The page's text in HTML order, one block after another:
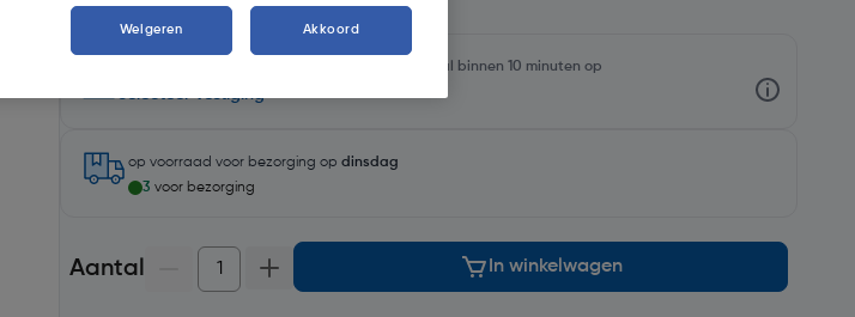
Selecteer winkel - Bekijk voorraadniveaus en haal binnen 10 minuten op
Selecteer vestiging
op voorraad voor bezorging op dinsdag
3 voor bezorging
Aantal In winkelwagen
Weigeren Akkoord